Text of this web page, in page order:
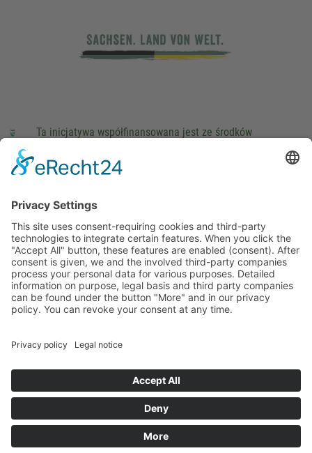
Ta inicjatywa współfinansowana jest ze środków
parlamentarzystów Landtagu Saksońskiego budżetu.
stopka redakcyjna
This site uses consent-requiring cookies and third-party
technologies to integrate certain features. When you click the
"Accept All" button, these features are enabled (consent).
After consent is given, we and the involved third-party
companies process your personal data for various purposes.
companies can be found under the button "More" and in our
DENY ACCEPT MORE